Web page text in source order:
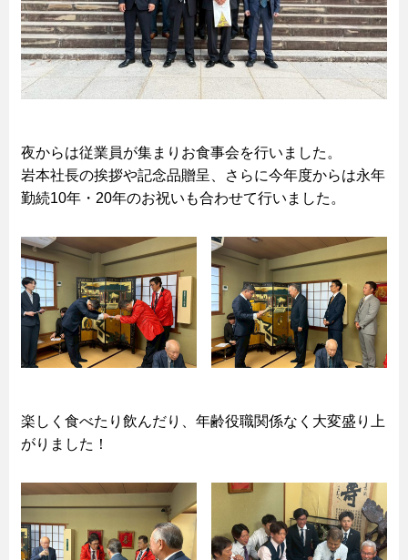
夜からは従業員が集まりお食事会を行いました。
岩本社長の挨拶や記念品贈呈、さらに今年度からは永年
勤続10年・20年のお祝いも合わせて行いました。
楽しく食べたり飲んだり、年齢役職関係なく大変盛り上
がりました！